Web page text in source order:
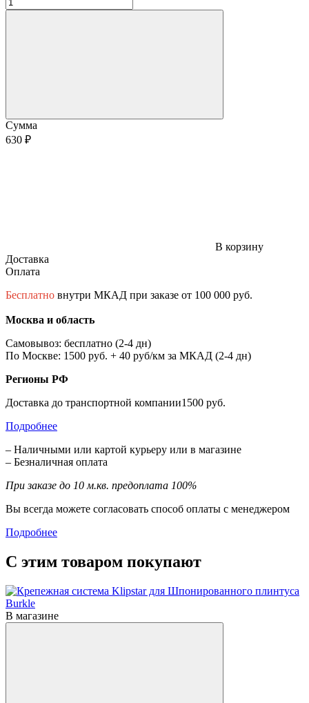
Сумма
630 ₽
В корзину
Доставка
Оплата
Бесплатно внутри МКАД при заказе от 100 000 руб.
Москва и область
Самовывоз: бесплатно (2-4 дн)
По Москве: 1500 руб. + 40 руб/км за МКАД (2-4 дн)
Регионы РФ
Доставка до транспортной компании1500 руб.
Подробнее
– Наличными или картой курьеру или в магазине
– Безналичная оплата
При заказе до 10 м.кв. предоплата 100%
Вы всегда можете согласовать способ оплаты с менеджером
Подробнее
С этим товаром покупают
В магазине